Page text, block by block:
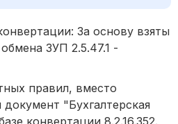
За основу взяты
ЗУП 2.5.47.1 -
правил, вместо
"Бухгалтерская